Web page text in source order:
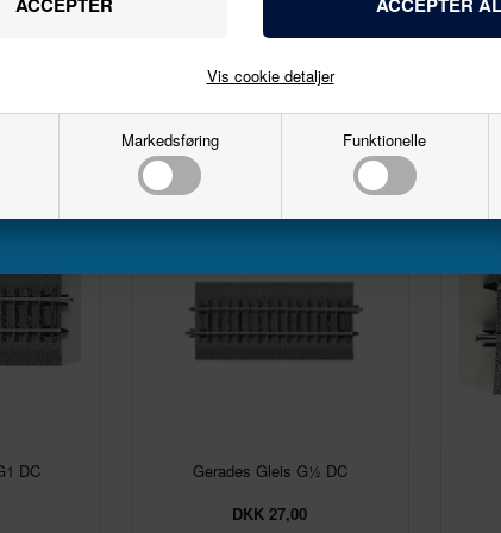
Markedsføring Funktionelle
Vis cookie detaljer
DC
Gerades Gleis G½ DC
DKK 27,00